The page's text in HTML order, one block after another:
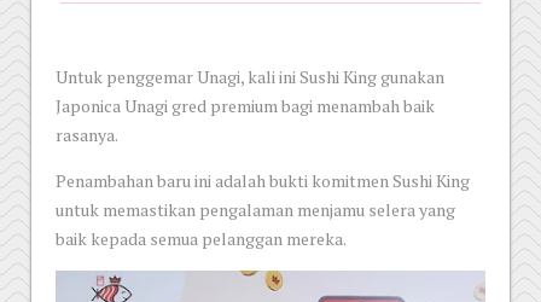
Untuk penggemar Unagi, kali ini Sushi King gunakan
Japonica Unagi gred premium bagi menambah baik
rasanya.
Penambahan baru ini adalah bukti komitmen Sushi King
untuk memastikan pengalaman menjamu selera yang
baik kepada semua pelanggan mereka.